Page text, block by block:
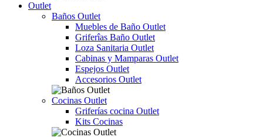
Outlet
Baños Outlet
Muebles de Baño Outlet
Griferîas Baño Outlet
Loza Sanitaria Outlet
Cabinas y Mamparas Outlet
Espejos Outlet
Accesorios Outlet
Cocinas Outlet
Griferías cocina Outlet
Kits Cocinas